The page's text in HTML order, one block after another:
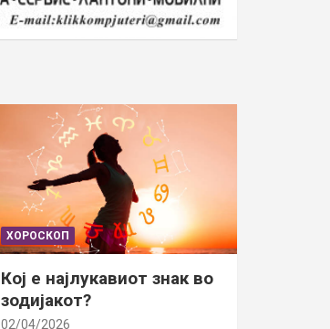
ХОРОСКОП
Кој е најлукавиот знак во
зодијакот?
02/04/2026